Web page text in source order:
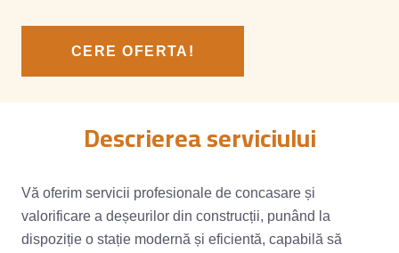
CERE OFERTA!
Descrierea serviciului
Vă oferim servicii profesionale de concasare și
valorificare a deșeurilor din construcții, punând la
dispoziție o stație modernă și eficientă, capabilă să